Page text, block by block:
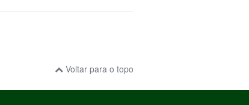
Voltar para o topo